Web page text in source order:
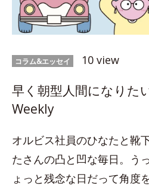
コラム&エッセイ 10 view
早く朝型人間になりた
Weekly
オルビス社員のひなたと靴
たさんの凸と凹な毎日。う
ょっと残念な日だって角度